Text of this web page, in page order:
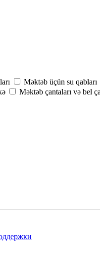
Məktəb üçün su qabları
Məktəb çantaları və bel